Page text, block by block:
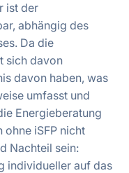
ist der
abhängig des
Da die
sich davon
davon haben, was
umfasst und
Energieberatung
iSFP nicht
Nachteil sein:
individueller auf das